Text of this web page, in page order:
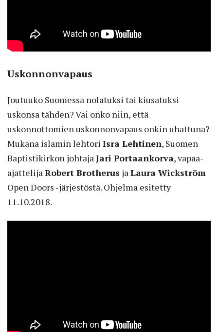
Uskonnonvapaus
Joutuuko Suomessa nolatuksi tai kiusatuksi
uskonsa tähden? Vai onko niin, että
uskonnottomien uskonnonvapaus onkin uhattuna?
Mukana islamin lehtori Isra Lehtinen, Suomen
Baptistikirkon johtajaJari Portaankorva, vapaa-
ajattelijaRobert Brotherus jaLaura Wickström
Open Doors -järjestöstä. Ohjelma esitetty
11.10.2018.